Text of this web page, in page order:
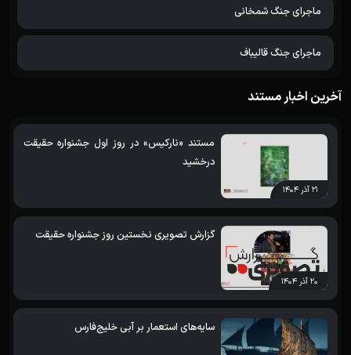
ماجرای جنگ شمخانی
ماجرای جنگ قالیباف
آخرین اخبار مستند
۲۱ آذر ۱۴۰۴
مستند «نارکیس» در روز اول جشنواره حقیقت
درخشید
۲۰ آذر ۱۴۰۴
گزارش تصویری نخستین روز جشنواره حقیقت
سایه‌های استعمار بر آبی خلیج‌فارس